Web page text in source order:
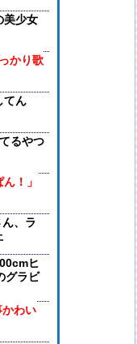
美少女
かり歌
てん
るやつ
！」
ん、ラ
ヒ
グラビ
わい